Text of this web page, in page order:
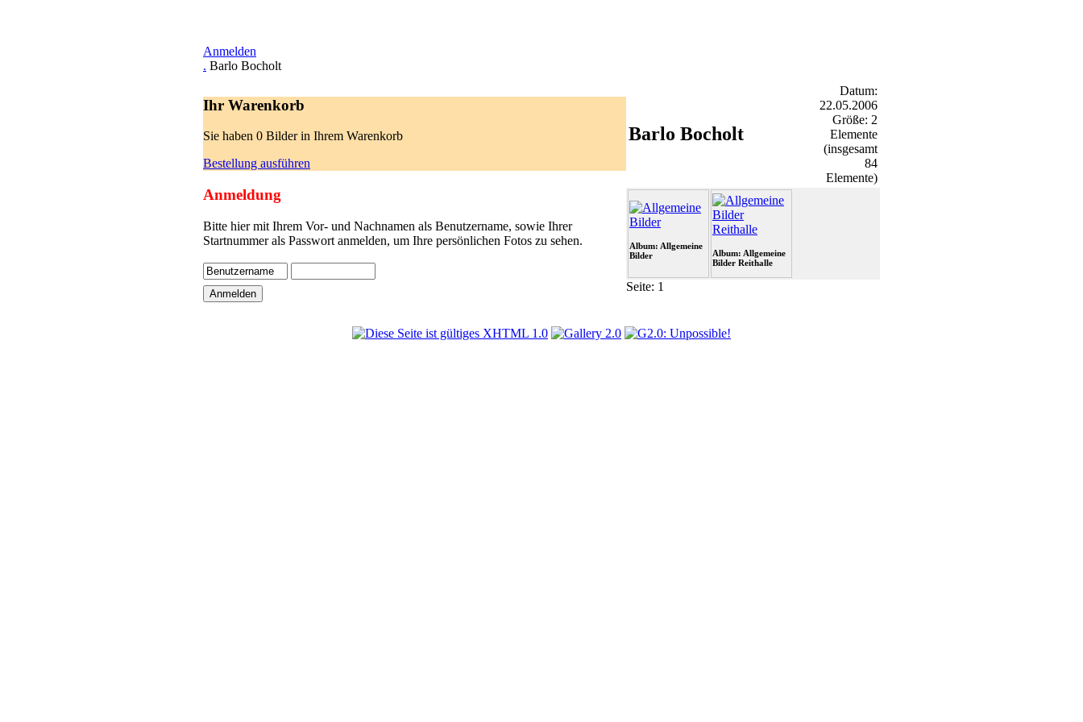
Anmelden
. Barlo Bocholt
Ihr Warenkorb
Sie haben 0 Bilder in Ihrem Warenkorb
Bestellung ausführen
Anmeldung
Bitte hier mit Ihrem Vor- und Nachnamen als Benutzername, sowie Ihrer
Startnummer als Passwort anmelden, um Ihre persönlichen Fotos zu sehen.
Barlo Bocholt
Datum:
22.05.2006
Größe: 2
Elemente
(insgesamt
84
Elemente)
Album: Allgemeine
Bilder
Album: Allgemeine
Bilder Reithalle
Seite: 1